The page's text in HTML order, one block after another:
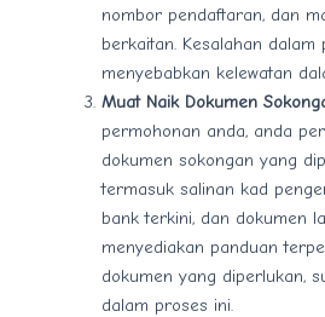
nombor pendaftaran, dan
berkaitan. Kesalahan
menyebabkan kelewatan
Muat Naik Dokumen
permohonan anda, anda
dokumen sokongan yang
termasuk salinan kad
bank terkini, dan dokumen
menyediakan panduan
dokumen yang diperlukan,
dalam proses ini.